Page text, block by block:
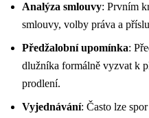
Analýza smlouvy: Prvním
smlouvy, volby práva a
Předžalobní upomínka:
dlužníka formálně vyzvat k
prodlení.
Vyjednávání: Často lze